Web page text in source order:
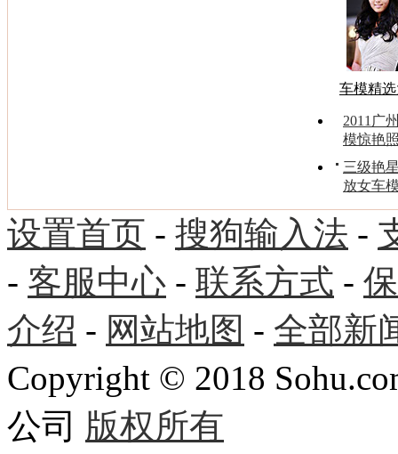
车模精
2011广
模惊艳
三级艳
放女车
设置首页 - 搜狗输入法 -
- 客服中心 - 联系方式 -
介绍 - 网站地图 - 全部新
Copyright © 2018
公司 版权所有